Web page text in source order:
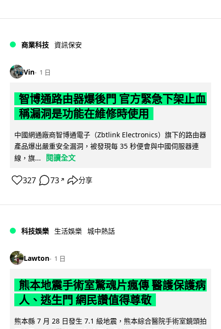
商業科技 資訊保安
Vin 1 日
智博通路由器爆後門 官方緊急下架止血
稱漏洞是功能在維修時使用
中國網通廠商智博通電子（Zbtlink Electronics）旗下的路由器
產品爆出嚴重安全漏洞，被發現每 35 秒便會與中國伺服器連
線，旗...
閱讀全文
327 73 ↗ 分享
科技娛樂 生活娛樂 城中熱話
Lawton 1 日
熊本地震手術室驚魂片瘋傳 醫護保護病
人、逃生門 網民讚值得尊敬
熊本縣 7 月 28 日發生 7.1 級地震，熊本綜合醫院手術室鏡頭拍